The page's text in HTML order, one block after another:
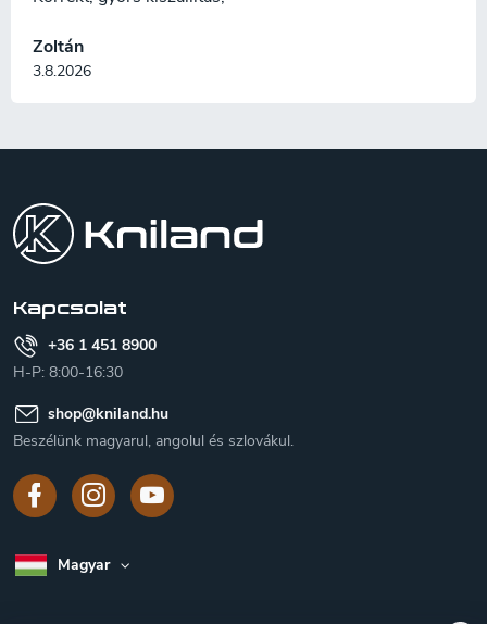
Zoltán
3.8.2026
Kapcsolat
+36 1 451 8900
H-P: 8:00-16:30
shop@kniland.hu
Beszélünk magyarul, angolul és szlovákul.
Magyar